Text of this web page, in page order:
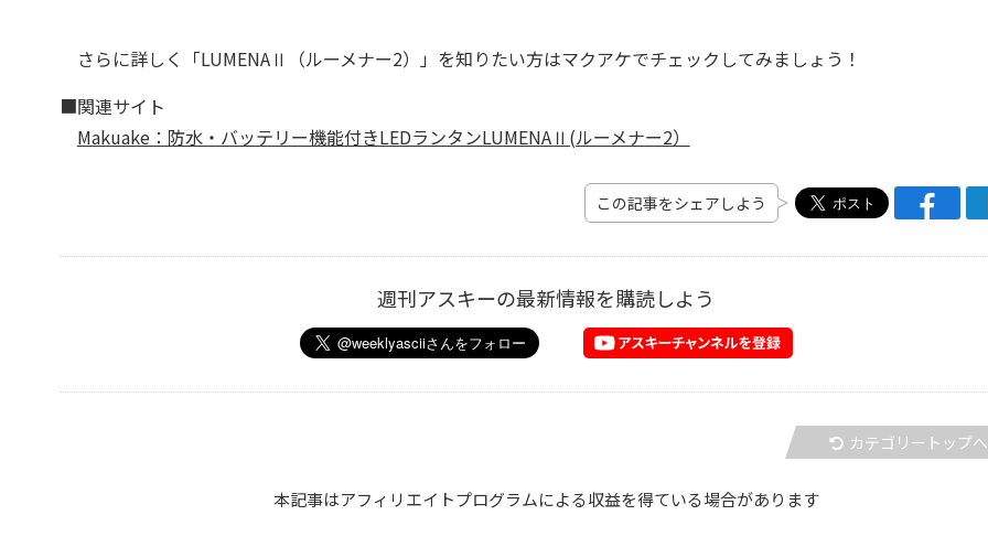
さらに詳しく「LUMENAⅡ（ルーメナー2）」を知りたい方はマクアケでチェックしてみましょう！
■関連サイト
Makuake：防水・バッテリー機能付きLEDランタンLUMENAⅡ(ルーメナー2）
この記事をシェアしよう
週刊アスキーの最新情報を購読しよう
カテゴリートップへ
本記事はアフィリエイトプログラムによる収益を得ている場合があります